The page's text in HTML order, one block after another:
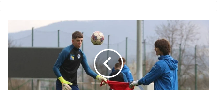
golman
Eintrachta
BiH